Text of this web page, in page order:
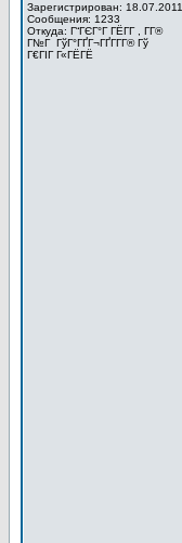
Зарегистрирован: 18.07.2011
Сообщения: 1233
Откуда: Г“ГЄГ°Г ГЁГ­Г , Г­Г®
Г№Г ГўГ°ГҐГ¬ГҐГ­Г­Г® Гў
Г€ГІГ Г«ГЁГЁ